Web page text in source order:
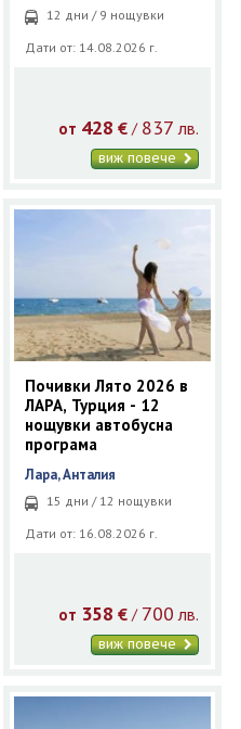
12 дни / 9 нощувки
Дати от: 14.08.2026 г.
от 428 € / 837 лв.
виж повече
Почивки Лято 2026 в
ЛАРА, Турция - 12
нощувки автобусна
програма
Лара, Анталия
15 дни / 12 нощувки
Дати от: 16.08.2026 г.
от 358 € / 700 лв.
виж повече